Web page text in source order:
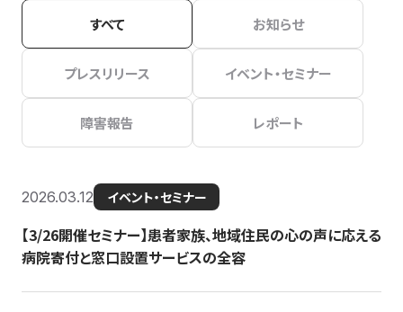
すべて お知らせ
プレスリリース イベント・セミナー
障害報告 レポート
2026.03.12 イベント・セミナー
【3/26開催セミナー】患者家族、地域住民の心の声に応える
病院寄付と窓口設置サービスの全容